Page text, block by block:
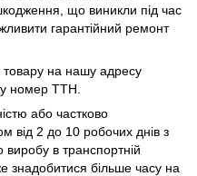
що виникли під час
гарантійний ремонт
товару на нашу адресу
номер ТТН.
або частково
від 2 до 10 робочих днів з
в транспортній
знадобитися більше часу на